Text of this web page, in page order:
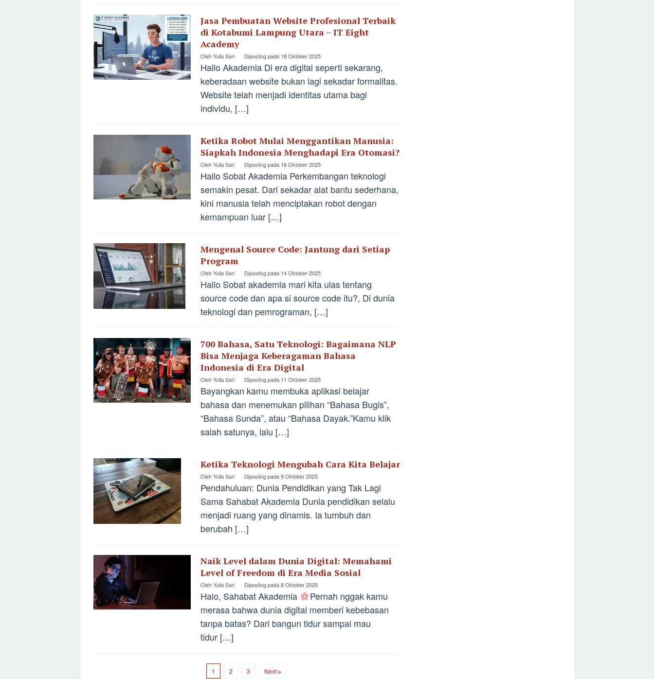
Jasa Pembuatan Website Profesional Terbaik
di Kotabumi Lampung Utara – IT Eight
Academy
OlehYulia Sari Diposting pada 18 Oktober 2025
Hallo Akademia Di era digital seperti sekarang,
keberadaan website bukan lagi sekadar formalitas.
Website telah menjadi identitas utama bagi
individu, […]
Ketika Robot Mulai Menggantikan Manusia:
Siapkah Indonesia Menghadapi Era Otomasi?
OlehYulia Sari Diposting pada 16 Oktober 2025
Hallo Sobat Akademia Perkembangan teknologi
semakin pesat. Dari sekadar alat bantu sederhana,
kini manusia telah menciptakan robot dengan
kemampuan luar […]
Mengenal Source Code: Jantung dari Setiap
Program
OlehYulia Sari Diposting pada 14 Oktober 2025
Hallo Sobat akademia mari kita ulas tentang
source code dan apa si source code itu?, Di dunia
teknologi dan pemrograman, […]
700 Bahasa, Satu Teknologi: Bagaimana NLP
Bisa Menjaga Keberagaman Bahasa
Indonesia di Era Digital
OlehYulia Sari Diposting pada 11 Oktober 2025
Bayangkan kamu membuka aplikasi belajar
bahasa dan menemukan pilihan “Bahasa Bugis”,
“Bahasa Sunda”, atau “Bahasa Dayak.”Kamu klik
salah satunya, lalu […]
Ketika Teknologi Mengubah Cara Kita Belajar
OlehYulia Sari Diposting pada9 Oktober 2025
Pendahuluan: Dunia Pendidikan yang Tak Lagi
Sama Sahabat Akademia Dunia pendidikan selalu
menjadi ruang yang dinamis. Ia tumbuh dan
berubah […]
Naik Level dalam Dunia Digital: Memahami
Level of Freedom di Era Media Sosial
OlehYulia Sari Diposting pada8 Oktober 2025
Halo, Sahabat Akademia
Pernah nggak kamu
merasa bahwa dunia digital memberi kebebasan
tanpa batas? Dari bangun tidur sampai mau
tidur […]
1 2 3 Next